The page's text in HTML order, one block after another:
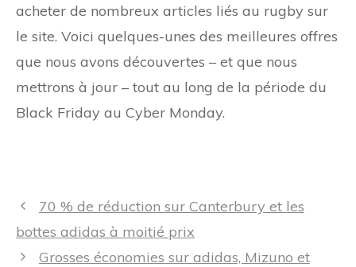
acheter de nombreux articles liés au rugby sur
le site. Voici quelques-unes des meilleures offres
que nous avons découvertes – et que nous
mettrons à jour – tout au long de la période du
Black Friday au Cyber ​​Monday.
Navigation
des
70 % de réduction sur Canterbury et les
bottes adidas à moitié prix
Grosses économies sur adidas, Mizuno et